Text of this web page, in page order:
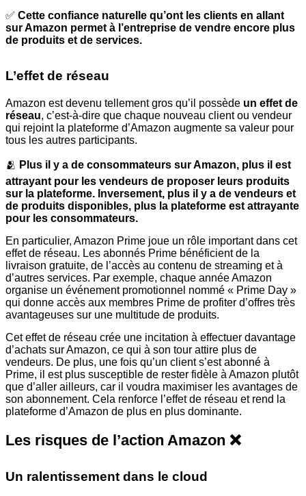
✅ Cette confiance naturelle qu’ont les clients en allant
sur Amazon permet à l’entreprise de vendre encore plus
de produits et de services.
L’effet de réseau
Amazon est devenu tellement gros qu’il possède un effet de
réseau, c’est-à-dire que chaque nouveau client ou vendeur
qui rejoint la plateforme d’Amazon augmente sa valeur pour
tous les autres participants.
🫂 Plus il y a de consommateurs sur Amazon, plus il est
attrayant pour les vendeurs de proposer leurs produits
sur la plateforme. Inversement, plus il y a de vendeurs et
de produits disponibles, plus la plateforme est attrayante
pour les consommateurs.
En particulier, Amazon Prime joue un rôle important dans cet
effet de réseau. Les abonnés Prime bénéficient de la
livraison gratuite, de l’accès au contenu de streaming et à
d’autres services. Par exemple, chaque année Amazon
organise un événement promotionnel nommé « Prime Day »
qui donne accès aux membres Prime de profiter d’offres très
avantageuses sur une multitude de produits.
Cet effet de réseau crée une incitation à effectuer davantage
d’achats sur Amazon, ce qui à son tour attire plus de
vendeurs. De plus, une fois qu’un client s’est abonné à
Prime, il est plus susceptible de rester fidèle à Amazon plutôt
que d’aller ailleurs, car il voudra maximiser les avantages de
son abonnement. Cela renforce l’effet de réseau et rend la
plateforme d’Amazon de plus en plus dominante.
Les risques de l’action Amazon ❌
Un ralentissement dans le cloud